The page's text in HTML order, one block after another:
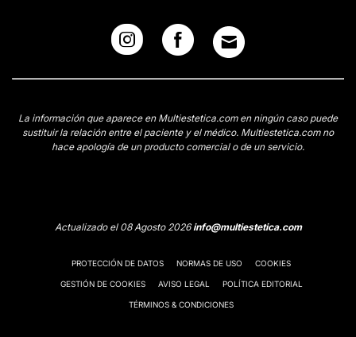
La información que aparece en Multiestetica.com en ningún caso puede
sustituir la relación entre el paciente y el médico. Multiestetica.com no
hace apología de un producto comercial o de un servicio.
Actualizado el 08 Agosto 2026info@multiestetica.com
PROTECCIÓN DE DATOS NORMAS DE USO COOKIES
GESTIÓN DE COOKIES AVISO LEGAL POLÍTICA EDITORIAL
TÉRMINOS & CONDICIONES